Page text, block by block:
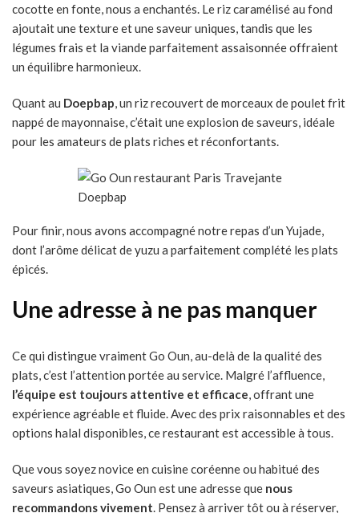
cocotte en fonte, nous a enchantés. Le riz caramélisé au fond
ajoutait une texture et une saveur uniques, tandis que les
légumes frais et la viande parfaitement assaisonnée offraient
un équilibre harmonieux.
Quant au Doepbap, un riz recouvert de morceaux de poulet frit
nappé de mayonnaise, c’était une explosion de saveurs, idéale
pour les amateurs de plats riches et réconfortants.
Doepbap
Pour finir, nous avons accompagné notre repas d’un Yujade,
dont l’arôme délicat de yuzu a parfaitement complété les plats
épicés.
Une adresse à ne pas manquer
Ce qui distingue vraiment Go Oun, au-delà de la qualité des
plats, c’est l’attention portée au service. Malgré l’affluence,
l’équipe est toujours attentive et efficace, offrant une
expérience agréable et fluide. Avec des prix raisonnables et des
options halal disponibles, ce restaurant est accessible à tous.
Que vous soyez novice en cuisine coréenne ou habitué des
saveurs asiatiques, Go Oun est une adresse que nous
recommandons vivement. Pensez à arriver tôt ou à réserver,